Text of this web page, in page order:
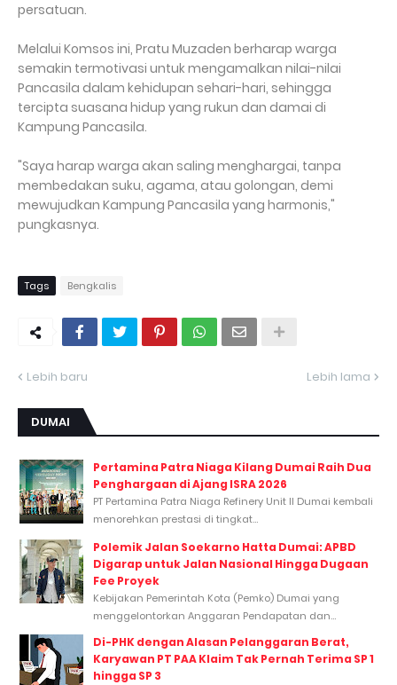
persatuan.
Melalui Komsos ini, Pratu Muzaden berharap warga
semakin termotivasi untuk mengamalkan nilai-nilai
Pancasila dalam kehidupan sehari-hari, sehingga
tercipta suasana hidup yang rukun dan damai di
Kampung Pancasila.
"Saya harap warga akan saling menghargai, tanpa
membedakan suku, agama, atau golongan, demi
mewujudkan Kampung Pancasila yang harmonis,"
pungkasnya.
Tags Bengkalis
Lebih baru Lebih lama
DUMAI
Pertamina Patra Niaga Kilang Dumai Raih Dua
Penghargaan di Ajang ISRA 2026
PT Pertamina Patra Niaga Refinery Unit II Dumai kembali
menorehkan prestasi di tingkat...
Polemik Jalan Soekarno Hatta Dumai: APBD
Digarap untuk Jalan Nasional Hingga Dugaan
Fee Proyek
Kebijakan Pemerintah Kota (Pemko) Dumai yang
menggelontorkan Anggaran Pendapatan dan...
Di-PHK dengan Alasan Pelanggaran Berat,
Karyawan PT PAA Klaim Tak Pernah Terima SP 1
hingga SP 3